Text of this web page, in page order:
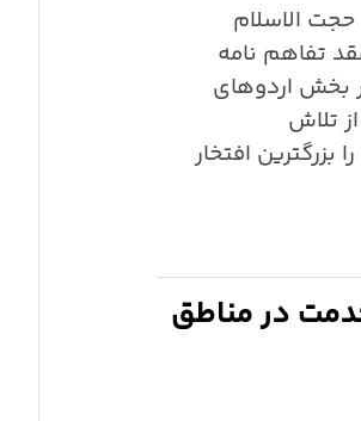
حجت الاسلام
تفاهم نامه
بخش اردوهای
تلاش
بزرگترین افتخار
در مناطق